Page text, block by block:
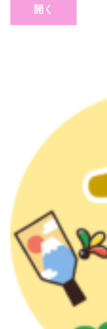
開く